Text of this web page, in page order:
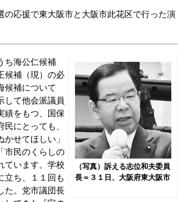
応援で東大阪市と大阪市此花区で行った演
（写真）訴える志位和夫委員
長＝３１日、大阪府東大阪市
ち海公仁候補
候補（現）の必
候補について
して他会派議員
績をもつ、国保
にとっても、
せてほしい」
市民のくらしの
ています。学校
立ち、１１回も
た。党市議団長